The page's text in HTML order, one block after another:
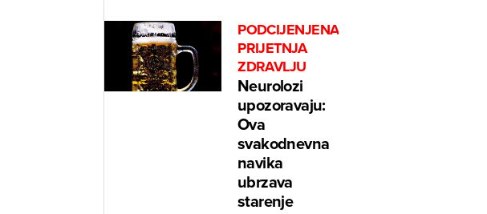
PODCIJENJENA
PRIJETNJA
ZDRAVLJU
Neurolozi
upozoravaju:
Ova
svakodnevna
navika
ubrzava
starenje